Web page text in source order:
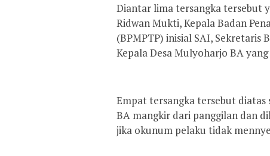
Diantar lima tersangka tersebut
Ridwan Mukti, Kepala Badan
(BPMPTP) inisial SAI, Sekretaris
Kepala Desa Mulyoharjo BA
Empat tersangka tersebut
BA mangkir dari panggilan dan
jika okunum pelaku tidak